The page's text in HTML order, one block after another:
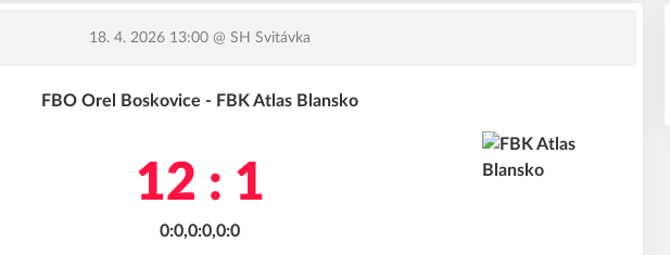
18. 4. 2026 13:00 @ SH Svitávka
FBO Orel Boskovice - FBK Atlas Blansko
12 : 1
0:0,0:0,0:0